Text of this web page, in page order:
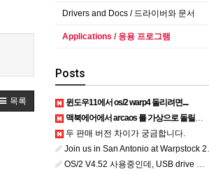
목록
Drivers and Docs / 드라이버와 문서
Applications / 응용 프로그램
Posts
윈도우11에서 os/2 warp4 돌리려면....
맥북에어에서 arcaos 를 가상으로 돌릴려면 어떻게 해야 하는 지요?
두 판매 버전 차이가 궁금합니다.
Join us in San Antonio at Warpstock 2026
OS/2 V4.52 사용중인데, USB drive 사용 가능한지요?